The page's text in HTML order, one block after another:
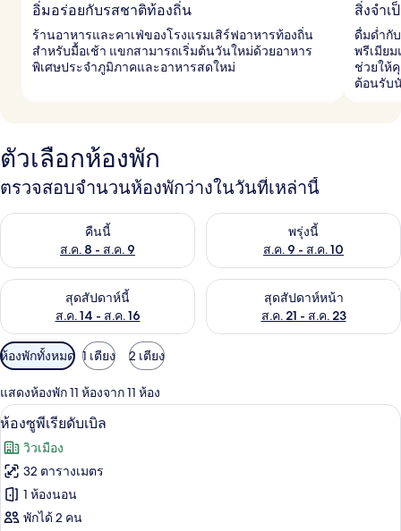
อิ่มอร่อยกับรสชาติท้องถิ่น
ร้านอาหารและคาเฟ่ของโรงแรมเสิร์ฟอาหารท้องถิ่น
สำหรับมื้อเช้า แขกสามารถเริ่มต้นวันใหม่ด้วยอาหาร
พิเศษประจำภูมิภาคและอาหารสดใหม่
สิ่งจำ
ดื่มด่ำกั
พรีเมีย
ช่วยให้
ต้อนรับ
ตัวเลือกห้องพัก
ตรวจสอบจำนวนห้องพักว่างในวันที่เหล่านี้
คืนนี้
ส.ค. 8 - ส.ค. 9
ตรวจสอบจำนวนห้องพักว่างในคืนนี้ ส.ค. 8 - ส.ค. 9พรุ่งนี้
ส.ค. 9 - ส.ค. 10
ตรวจสอบจำนวนห้องพักว่างใน
สุดสัปดาห์นี้
ส.ค. 14 - ส.ค. 16
ตรวจสอบจำนวนห้องพักว่างในสุดสัปดาห์นี้ ส.ค. 14 - ส.ค. 16
สุดสัปดาห์หน้า
ส.ค. 21 - ส.ค. 23
ตรวจสอบจำนวนห้องพักว่างใน
ตัว
กรอง
ที่
มี
ให้
สำหรับ
ห้อง
พัก
ห้องพักทั้งหมด 1 เตียง 2 เตียง
แสดงห้องพัก 11 ห้องจาก 11 ห้อง
เปิด
ภาพถ่าย
ทั้งหมด
ของ
ห้อง
ห้องซูพีเรียดับเบิล | เครื่องนอนระดับ
7
ห้องซูพีเรียดับเบิล
วิวเมือง
32 ตารางเมตร
1 ห้องนอน
พักได้ 2 คน